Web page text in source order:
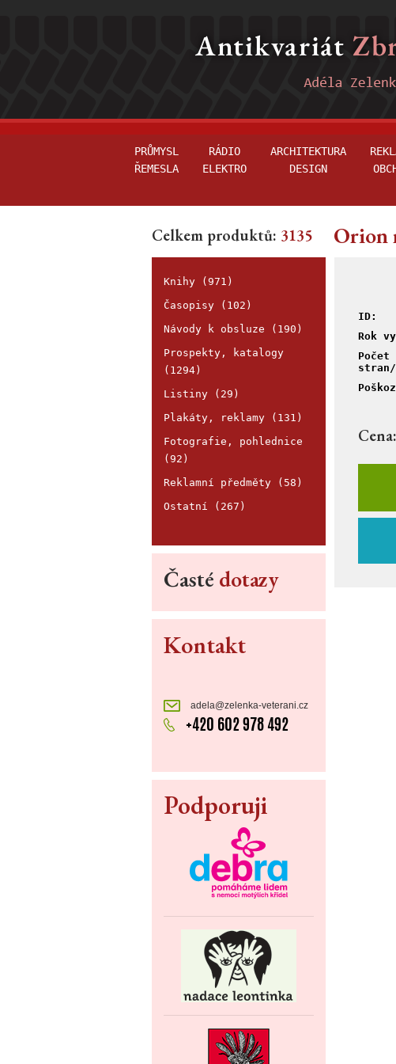
PRŮMYSL
ŘEMESLA
RÁDIO
ELEKTRO
ARCHITEKTURA
DESIGN
Celkem produktů: 3135
Knihy (971)
Časopisy (102)
Návody k obsluze (190)
Prospekty, katalogy
(1294)
Listiny (29)
Plakáty, reklamy (131)
Fotografie, pohlednice
(92)
Reklamní předměty (58)
Ostatní (267)
Časté dotazy
Kontakt
adela@zelenka-veterani.cz
+420 602 978 492
Podporuji
Orion
ID:
Rok
Počet
Cena: